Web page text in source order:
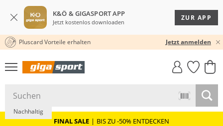
K&Ö & GIGASPORT APP
Jetzt kostenlos downloaden
ZUR APP
★★★★★ 4,8 / 5,0 STERNE
Pluscard Vorteile erhalten Jetzt anmelden
GIGASTYLE
FAHRRAD­
MUST-HAVE
FINAL SALE | BIS ZU -50% ENTDECKEN
Nachhaltig